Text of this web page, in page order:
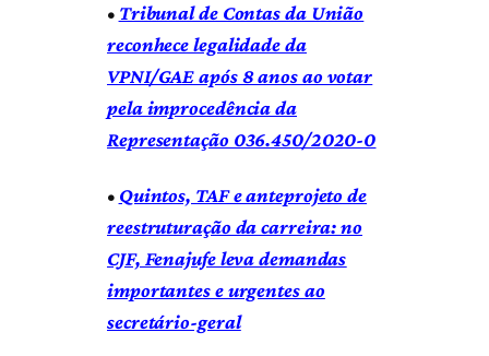
• Tribunal de Contas da União
reconhece legalidade da
VPNI/GAE após 8 anos ao votar
pela improcedência da
Representação 036.450/2020-0
• Quintos, TAF e anteprojeto de
reestruturação da carreira: no
CJF, Fenajufe leva demandas
importantes e urgentes ao
secretário-geral